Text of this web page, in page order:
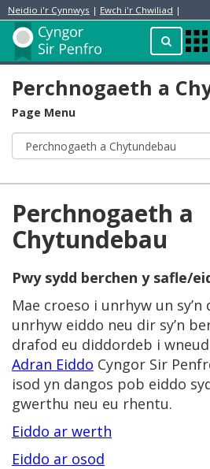
Neidio i'r Cynnwys | Ewch i'r Chwiliad |
Chwilio
Perchnogaeth a
Page Menu
Perchnogaeth a
Chytundebau
Pwy sydd berchen y safle/
Mae croeso i unrhyw un
unrhyw eiddo neu dir sy’n
drafod eu diddordeb i
Adran Eiddo Cyngor Sir
isod yn dangos pob eiddo
gwerthu neu eu rhentu.
Eiddo ar werth
Eiddo ar osod